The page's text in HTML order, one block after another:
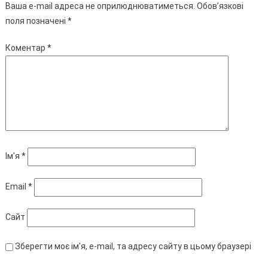
Ваша e-mail адреса не оприлюднюватиметься. Обов’язкові
поля позначені *
Коментар *
Ім'я *
Email *
Сайт
Зберегти моє ім'я, e-mail, та адресу сайту в цьому браузері